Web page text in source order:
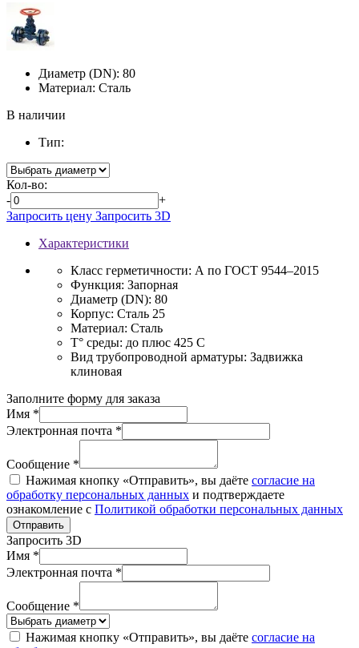
Диаметр (DN): 80
Материал: Сталь
В наличии
Тип:
Кол-во:
-
+
Запросить цену Запросить 3D
Характеристики
Класс герметичности: А по ГОСТ 9544–2015
Функция: Запорная
Диаметр (DN): 80
Корпус: Сталь 25
Материал: Сталь
T° среды: до плюс 425 С
Вид трубопроводной арматуры: Задвижка
клиновая
Заполните форму для заказа
Имя *
Электронная почта *
Сообщение *
Нажимая кнопку «Отправить», вы даёте согласие на
обработку персональных данных и подтверждаете
ознакомление с Политикой обработки персональных данных
Отправить
Запросить 3D
Имя *
Электронная почта *
Сообщение *
Нажимая кнопку «Отправить», вы даёте согласие на